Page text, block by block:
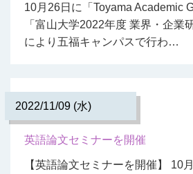
10月26日に「Toyama Academic
「富山大学2022年度 業界・企業
により五福キャンパスで行わ…
2022/11/09 (水)
英語論文セミナーを開催
【英語論文セミナーを開催】 10